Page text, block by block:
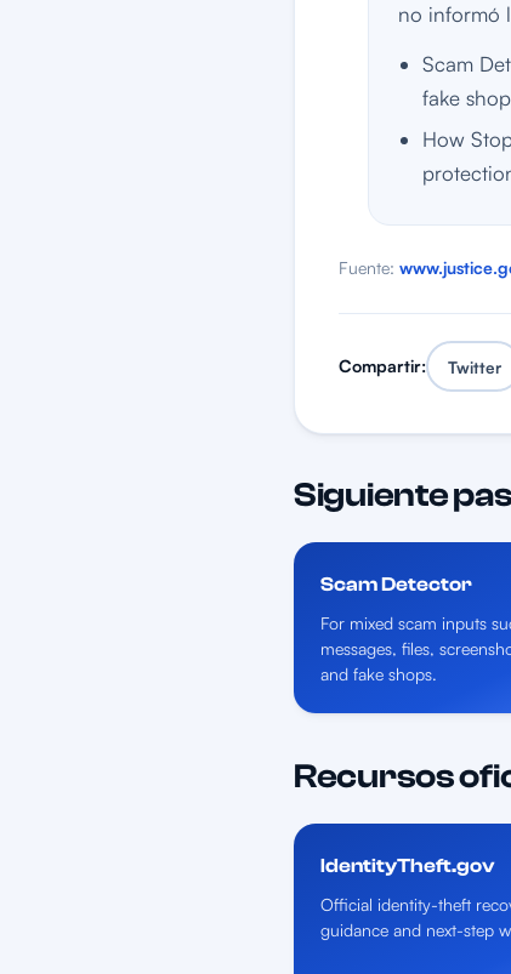
no informó
Scam
fake
How
Fuente:
Compartir: Twitter
Siguiente
Scam Detector
For mixed scam inputs
messages, files,
and fake shops.
Recursos
IdentityTheft.gov
Official identity-theft
guidance and next-step